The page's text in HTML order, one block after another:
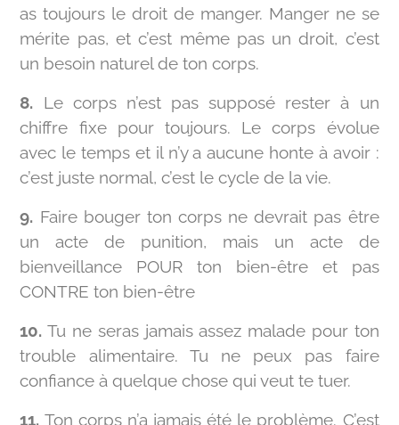
as toujours le droit de manger. Manger ne se
mérite pas, et c’est même pas un droit, c’est
un besoin naturel de ton corps.
8. Le corps n’est pas supposé rester à un
chiffre fixe pour toujours. Le corps évolue
avec le temps et il n’y a aucune honte à avoir :
c’est juste normal, c’est le cycle de la vie.
9. Faire bouger ton corps ne devrait pas être
un acte de punition, mais un acte de
bienveillance POUR ton bien-être et pas
CONTRE ton bien-être
10. Tu ne seras jamais assez malade pour ton
trouble alimentaire. Tu ne peux pas faire
confiance à quelque chose qui veut te tuer.
11. Ton corps n’a jamais été le problème. C’est